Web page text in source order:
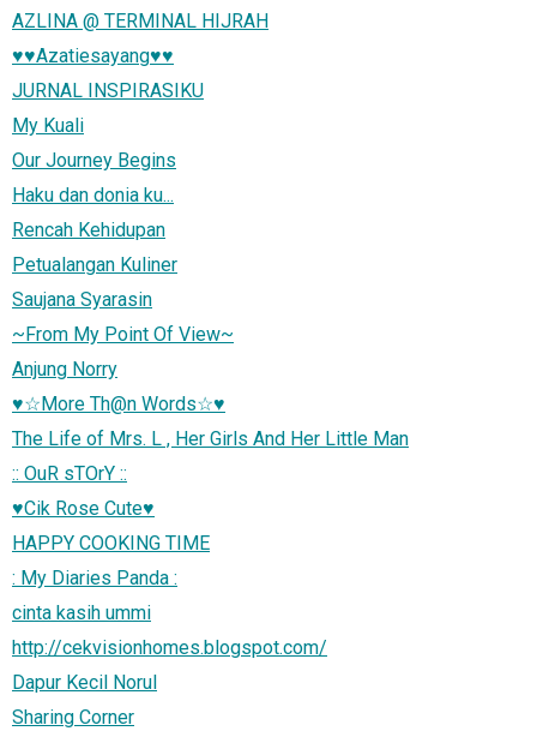
AZLINA @ TERMINAL HIJRAH
♥♥Azatiesayang♥♥
JURNAL INSPIRASIKU
My Kuali
Our Journey Begins
Haku dan donia ku...
Rencah Kehidupan
Petualangan Kuliner
Saujana Syarasin
~From My Point Of View~
Anjung Norry
♥☆More Th@n Words☆♥
The Life of Mrs. L , Her Girls And Her Little Man
:: OuR sTOrY ::
♥Cik Rose Cute♥
HAPPY COOKING TIME
: My Diaries Panda :
cinta kasih ummi
http://cekvisionhomes.blogspot.com/
Dapur Kecil Norul
Sharing Corner